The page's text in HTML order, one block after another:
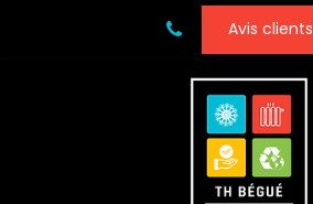
Avis clients
Panneau de gestion des cookies